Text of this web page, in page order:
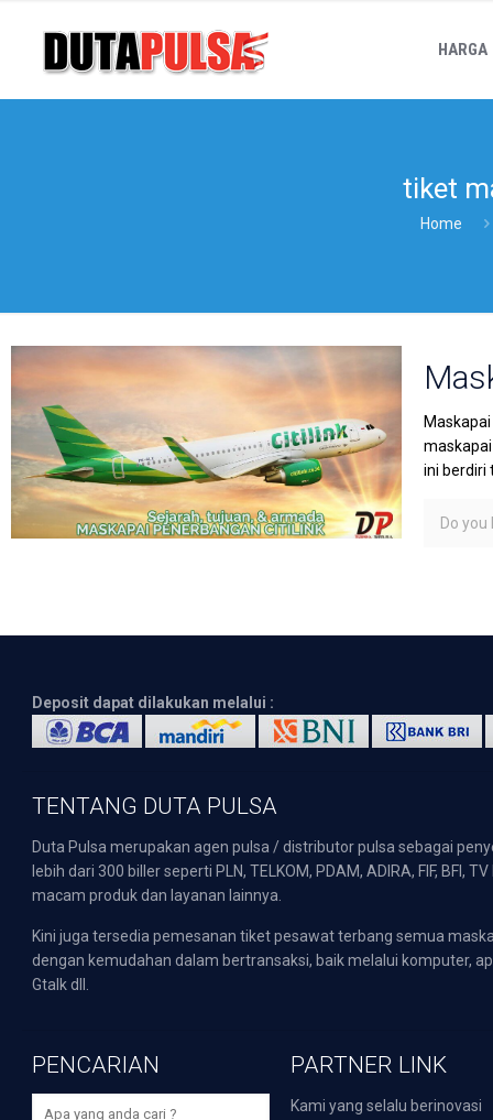
HARGA
tiket
Home
ini berdiri
Do you
Deposit dapat dilakukan melalui :
TENTANG DUTA PULSA
Duta Pulsa merupakan agen pulsa / distributor pulsa sebagai
lebih dari 300 biller seperti PLN, TELKOM, PDAM, ADIRA, FIF,
macam produk dan layanan lainnya.
Kini juga tersedia pemesanan tiket pesawat terbang semua
dengan kemudahan dalam bertransaksi, baik melalui komputer,
Gtalk dll.
PENCARIAN PARTNER LINK
Kami yang selalu berinovasi